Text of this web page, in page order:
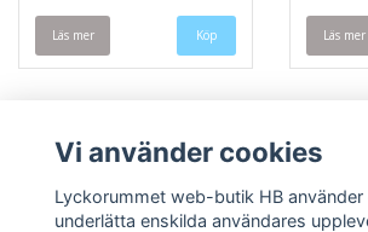
Läs mer Läs mer
Vi använder cookies
Lyckorummet web-butik HB
underlätta enskilda användares